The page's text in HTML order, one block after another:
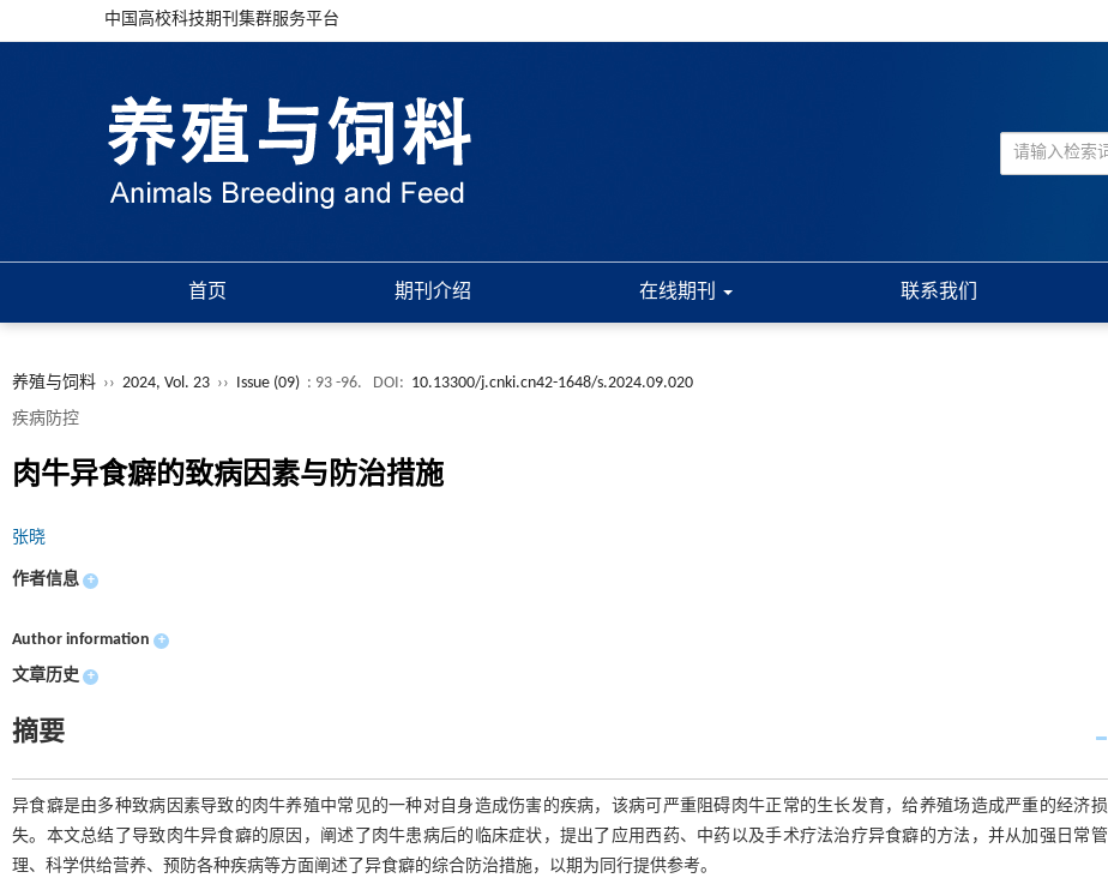
中国高校科技期刊集群服务平台
首页 期刊介绍 在线期刊 联系我们
养殖与饲料 ›› 2024, Vol. 23 ›› Issue (09) : 93 -96. DOI: 10.13300/j.cnki.cn42-1648/s.2024.09.020
疾病防控
肉牛异食癖的致病因素与防治措施
张晓
作者信息 +
Author information +
文章历史 +
摘要
异食癖是由多种致病因素导致的肉牛养殖中常见的一种对自身造成伤害的疾病，该病可严重阻碍肉牛正常的生长发育，给养殖场造成严重的经济损
失。本文总结了导致肉牛异食癖的原因，阐述了肉牛患病后的临床症状，提出了应用西药、中药以及手术疗法治疗异食癖的方法，并从加强日常管
理、科学供给营养、预防各种疾病等方面阐述了异食癖的综合防治措施，以期为同行提供参考。